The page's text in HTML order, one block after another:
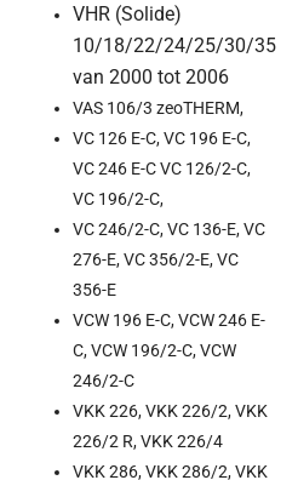
VHR (Solide)
10/18/22/24/25/30/35
van 2000 tot 2006
VAS 106/3 zeoTHERM,
VC 126 E-C, VC 196 E-C,
VC 246 E-C VC 126/2-C,
VC 196/2-C,
VC 246/2-C, VC 136-E, VC
276-E, VC 356/2-E, VC
356-E
VCW 196 E-C, VCW 246 E-
C, VCW 196/2-C, VCW
246/2-C
VKK 226, VKK 226/2, VKK
226/2 R, VKK 226/4
VKK 286, VKK 286/2, VKK